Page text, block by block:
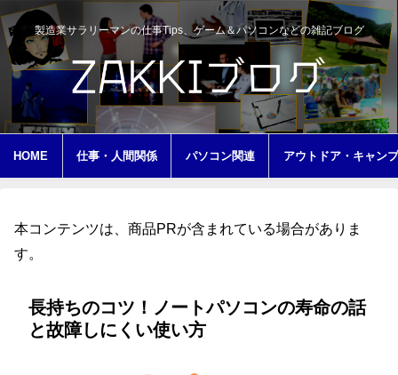
製造業サラリーマンの仕事Tips、ゲーム＆パソコンなどの雑記ブログ
HOME 仕事・人間関係 パソコン関連 アウトドア・キャンプ
本コンテンツは、商品PRが含まれている場合がありま
す。
長持ちのコツ！ノートパソコンの寿命の話
と故障しにくい使い方